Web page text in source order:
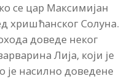
се цар Максимијан
хришћанског Солуна.
доведе неког
Лија, који је
је насилно доведене